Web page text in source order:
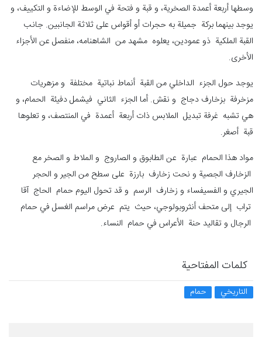
وسطها أربعة أعمدة الصخریة، و قبة و فتحة في الوسط للإضاءة و التكييف، و
يوجد بينهما برکة جميلة به حجرات أو أقواس على ثلاثة الجانبين. جانب
القبة الملكية ذو عمودين، يعلوه مشهد من الشاهنامه، منفصل عن الأجزاء
الأخرى.
يوجد حول الجزء الداخلي من القبة أنماط نباتية مختلفة و مزهريات
مزخرفة بزخارف دجاج و نقش. أما الجزء الثاني فيشمل دفيئة الحمام، و
هي تشبه غرفة تبديل الملابس ذات أربعة أعمدة في المنتصف، و تعلوها
قبة أصغر.
مواد هذا الحمام عبارة عن الطابوق و الصاروج و الملاط و الصخر مع
الزخارف الجصیة و نحت زخارف بارزة على سطح من الجير و الحجر
الجيري و الفسيفساء و زخارف الرسم و قد تحول اليوم حمام الحاج آقا
تراب إلى متحف أنثروبولوجي، حيث يتم عرض مراسم الغسل في حمام
الرجال و تقاليد حنة الأعراس في حمام النساء.
كلمات المفتاحية
التاريخي حمام